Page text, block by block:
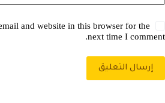
and website in this browser for the
next time I comment.
إرسال التعليق